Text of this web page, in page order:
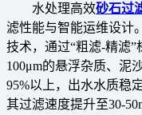
水处理高效砂石过
滤性能与智能运维设计
技术，通过“粗滤-精滤
100μm的悬浮杂质、泥
95%以上，出水水质稳
其过滤速度提升至30-